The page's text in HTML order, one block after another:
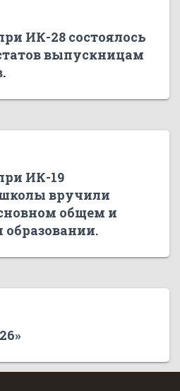
ИК-28 состоялось
выпускницам
ИК-19
вручили
общем и